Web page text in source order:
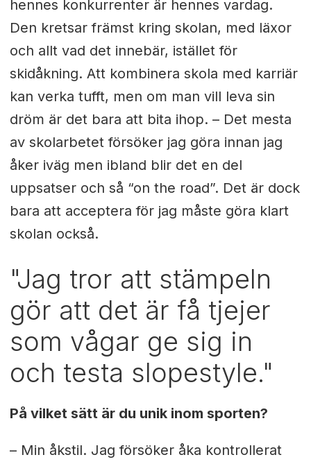
hennes konkurrenter är hennes vardag.
Den kretsar främst kring skolan, med läxor
och allt vad det innebär, istället för
skidåkning. Att kombinera skola med karriär
kan verka tufft, men om man vill leva sin
dröm är det bara att bita ihop. – Det mesta
av skolarbetet försöker jag göra innan jag
åker iväg men ibland blir det en del
uppsatser och så “on the road”. Det är dock
bara att acceptera för jag måste göra klart
skolan också.
"Jag tror att stämpeln
gör att det är få tjejer
som vågar ge sig in
och testa slopestyle."
På vilket sätt är du unik inom sporten?
– Min åkstil. Jag försöker åka kontrollerat